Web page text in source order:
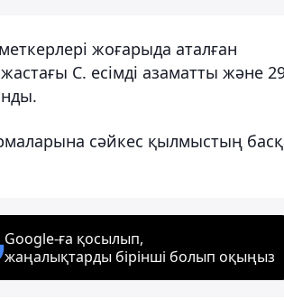
жоғарыда аталған
С. есімді азаматты және
сәйкес қылмыстың
Google-ға қосылып,
жаңалықтарды бірінші болып оқыңыз